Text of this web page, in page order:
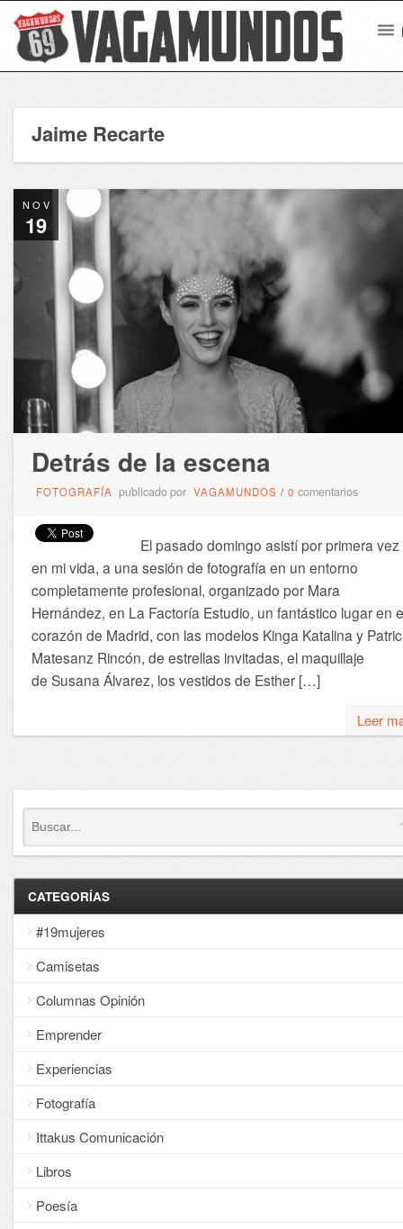
Jaime Recarte
NOV
19
Detrás de la escena
FOTOGRAFÍA publicado por VAGAMUNDOS / 0 comentarios
El pasado domingo asistí por primera vez
en mi vida, a una sesión de fotografía en un entorno
completamente profesional, organizado por Mara
Hernández, en La Factoría Estudio, un fantástico lugar en
corazón de Madrid, con las modelos Kinga Katalina y
Matesanz Rincón, de estrellas invitadas, el maquillaje
de Susana Álvarez, los vestidos de Esther […]
Leer
CATEGORÍAS
#19mujeres
Camisetas
Columnas Opinión
Emprender
Experiencias
Fotografía
Ittakus Comunicación
Libros
Poesía